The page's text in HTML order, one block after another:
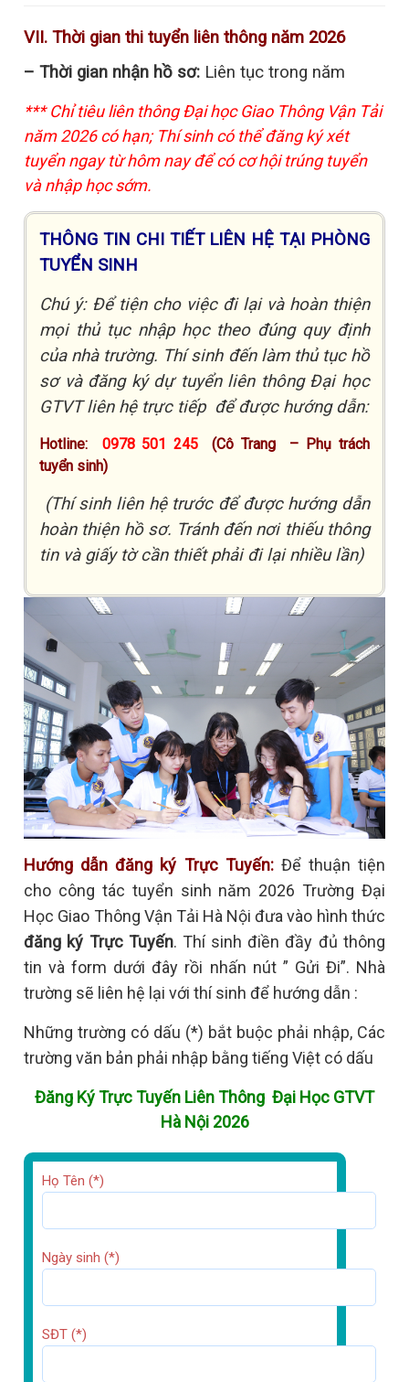
VII. Thời gian thi tuyển liên thông năm 2026
– Thời gian nhận hồ sơ: Liên tục trong năm
*** Chỉ tiêu liên thông Đại học Giao Thông Vận Tải
năm 2026 có hạn; Thí sinh có thể đăng ký xét
tuyển ngay từ hôm nay để có cơ hội trúng tuyển
và nhập học sớm.
THÔNG TIN CHI TIẾT LIÊN HỆ TẠI PHÒNG
TUYỂN SINH
Chú ý: Để tiện cho việc đi lại và hoàn thiện
mọi thủ tục nhập học theo đúng quy định
của nhà trường. Thí sinh đến làm thủ tục hồ
sơ và đăng ký dự tuyển liên thông Đại học
GTVT liên hệ trực tiếp để được hướng dẫn:
Hotline: 0978 501 245 (Cô Trang
– Phụ trách
tuyển sinh)
(Thí sinh liên hệ trước để được hướng dẫn
hoàn thiện hồ sơ. Tránh đến nơi thiếu thông
tin và giấy tờ cần thiết phải đi lại nhiều lần)
Hướng dẫn đăng ký Trực Tuyến:Để thuận tiện
cho công tác tuyển sinh năm 2026 Trường Đại
Học Giao Thông Vận Tải Hà Nội đưa vào hình thức
đăng ký Trực Tuyến. Thí sinh điền đầy đủ thông
tin và form dưới đây rồi nhấn nút ” Gửi Đi”. Nhà
trường sẽ liên hệ lại với thí sinh để hướng dẫn :
Những trường có dấu (*) bắt buộc phải nhập, Các
trường văn bản phải nhập bằng tiếng Việt có dấu
Đăng Ký Trực Tuyến Liên Thông Đại Học GTVT
Hà Nội 2026
Họ Tên (*)
Ngày sinh (*)
SĐT (*)